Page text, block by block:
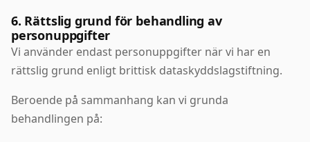
6. Rättslig grund för behandling av
personuppgifter
Vi använder endast personuppgifter när vi har en
rättslig grund enligt brittisk dataskyddslagstiftning.
Beroende på sammanhang kan vi grunda
behandlingen på: